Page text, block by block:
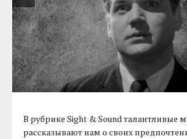
В рубрике Sight & Sound талантливые
рассказывают нам о своих